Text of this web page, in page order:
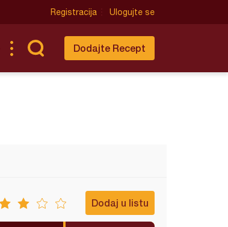
Registracija Ulogujte se
Dodajte Recept
Dodaj u listu